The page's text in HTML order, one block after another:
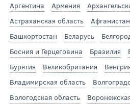
Аргентина
Армения
Астраханская область
Афганистан
Башкортостан
Беларусь
Босния и Герцеговина
Бразилия
Бурятия
Великобритания
Владимирская область
Вологодская область